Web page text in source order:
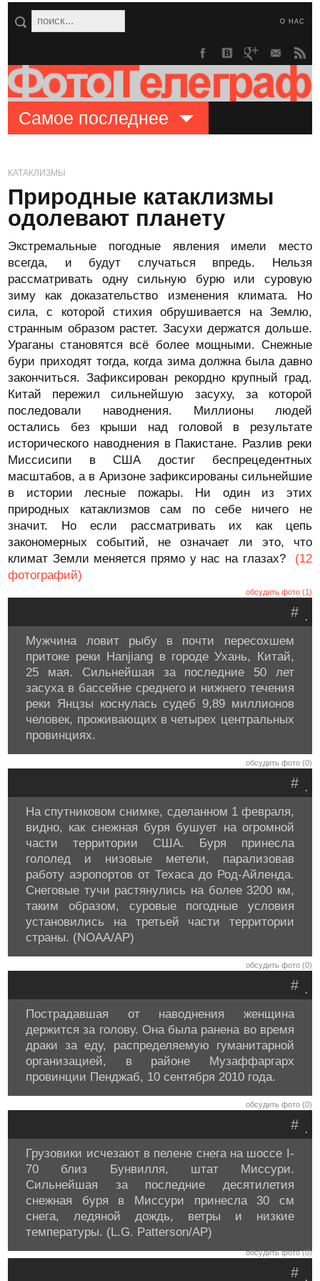
О НАС
Самое последнее
КАТАКЛИЗМЫ
Природные катаклизмы
одолевают планету
Экстремальные погодные явления имели место
всегда, и будут случаться впредь. Нельзя
рассматривать одну сильную бурю или суровую
зиму как доказательство изменения климата. Но
сила, с которой стихия обрушивается на Землю,
странным образом растет. Засухи держатся дольше.
Ураганы становятся всё более мощными. Снежные
бури приходят тогда, когда зима должна была давно
закончиться. Зафиксирован рекордно крупный град.
Китай пережил сильнейшую засуху, за которой
последовали наводнения. Миллионы людей
остались без крыши над головой в результате
исторического наводнения в Пакистане. Разлив реки
Миссисипи в США достиг беспрецедентных
масштабов, а в Аризоне зафиксированы сильнейшие
в истории лесные пожары. Ни один из этих
природных катаклизмов сам по себе ничего не
значит. Но если рассматривать их как цепь
закономерных событий, не означает ли это, что
климат Земли меняется прямо у нас на глазах? (12
фотографий)
обсудить фото (1)
.
#
Мужчина ловит рыбу в почти пересохшем
притоке реки Hanjiang в городе Ухань, Китай,
25 мая. Сильнейшая за последние 50 лет
засуха в бассейне среднего и нижнего течения
реки Янцзы коснулась судеб 9,89 миллионов
человек, проживающих в четырех центральных
провинциях.
обсудить фото (0)
.
#
На спутниковом снимке, сделанном 1 февраля,
видно, как снежная буря бушует на огромной
части территории США. Буря принесла
гололед и низовые метели, парализовав
работу аэропортов от Техаса до Род-Айленда.
Снеговые тучи растянулись на более 3200 км,
таким образом, суровые погодные условия
установились на третьей части территории
страны. (NOAA/AP)
обсудить фото (0)
.
#
Пострадавшая от наводнения женщина
держится за голову. Она была ранена во время
драки за еду, распределяемую гуманитарной
организацией, в районе Музаффаргарх
провинции Пенджаб, 10 сентября 2010 года.
обсудить фото (0)
.
#
Грузовики исчезают в пелене снега на шоссе I-
70 близ Бунвилля, штат Миссури.
Сильнейшая за последние десятилетия
снежная буря в Миссури принесла 30 см
снега, ледяной дождь, ветры и низкие
температуры. (L.G. Patterson/AP)
обсудить фото (0)
.
#